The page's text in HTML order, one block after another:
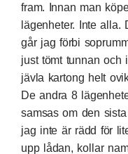
fram. Innan man
lägenheter. Inte alla.
går jag förbi
just tömt tunnan och
jävla kartong helt
De andra 8
samsas om den
jag inte är rädd för
upp lådan, kollar